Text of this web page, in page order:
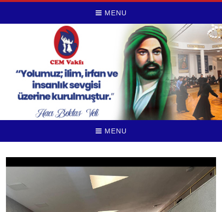
MENU
MENU